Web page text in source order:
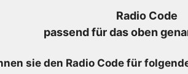
-
A
446
Radio Code
passend für das oben
sie den RadioCode für